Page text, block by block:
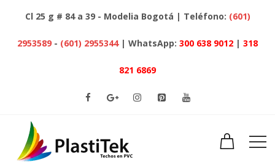
Cl 25 g # 84 a 39 - Modelia Bogotá | Teléfono: (601)
2953589 - (601) 2955344 | WhatsApp: 300 638 9012 | 318
821 6869